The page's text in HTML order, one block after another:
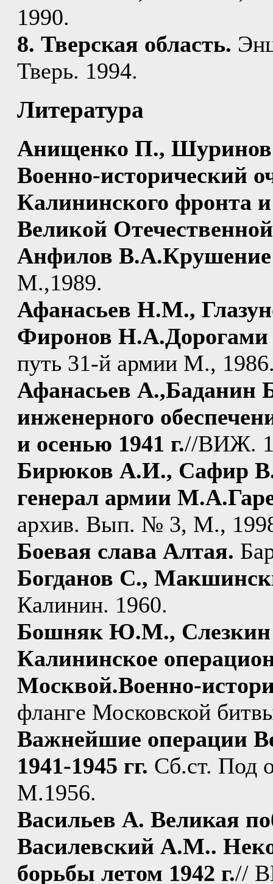
1990.
8. Тверская область.
Тверь. 1994.
Литература
Анищенко П., Шуринов
Военно-исторический
Калининского фронта
Великой
Анфилов В.А.Крушение
М.,1989.
Афанасьев Н.М.,
Фиронов Н.А.Дорогами
путь 31-й армии М.,
Афанасьев А.,Баданин
инженерного
и осенью 1941 г.//ВИЖ.
Бирюков А.И., Сафир
генерал армии
архив. Вып. № 3, М.,
Боевая слава Алтая.
Богданов С.,
Калинин. 1960.
Бошняк Ю.М.,
Калининское
Москвой.Военно-
фланге Московской
Важнейшие операции
1941-1945 гг. Сб.ст. Под
М.1956.
Васильев А. Великая
Василевский А.М..
борьбы летом 1942 г.//